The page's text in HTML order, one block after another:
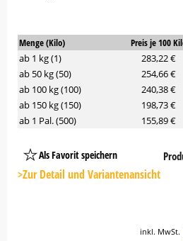
Menge (Kilo) Preis je 100
ab 1 kg (1)
283,22 €
ab 50 kg (50)
254,66 €
ab 100 kg (100)
240,38 €
ab 150 kg (150)
198,73 €
ab 1 Pal. (500)
155,89 €
Als Favorit speichern
Platzhalter
Button
>Zur Detail und Variantenansicht
inkl. MwSt.